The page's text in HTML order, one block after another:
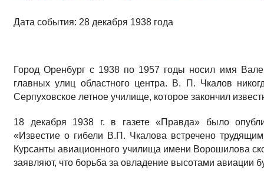
Дата события: 28 декабря 1938 года
Город Оренбург с 1938 по 1957 годы носил имя
главных улиц областного центра. В. П. Чкалов
Серпуховское летное училище, которое закончил
18 декабря 1938 г. в газете «Правда» было
«Известие о гибели В.П. Чкалова встречено
Курсанты авиационного училища имени Ворошилова
заявляют, что борьба за овладение высотами авиации